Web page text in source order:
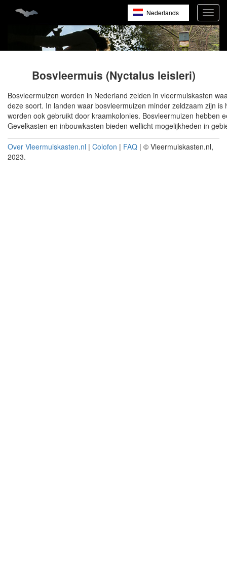
Nederlands
English
Français
Bosvleermuis (Nyctalus leisleri)
Bosvleermuizen worden in Nederland zelden in vleermuiskasten
deze soort. In landen waar bosvleermuizen minder zeldzaam zijn
worden ook gebruikt door kraamkolonies. Bosvleermuizen
Gevelkasten en inbouwkasten bieden wellicht mogelijkheden in
Over Vleermuiskasten.nl | Colofon | FAQ | © Vleermuiskasten.nl,
2023.